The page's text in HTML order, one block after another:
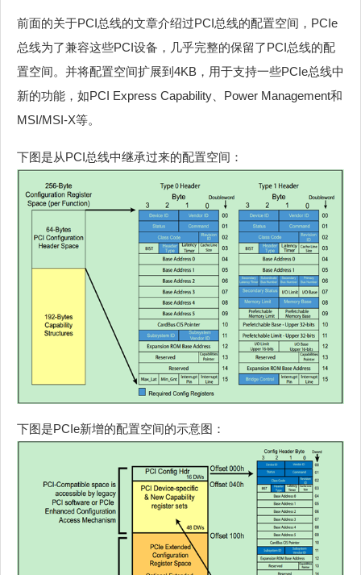
前面的关于PCI总线的文章介绍过PCI总线的配置空间，PCIe
总线为了兼容这些PCI设备，几乎完整的保留了PCI总线的配
置空间。并将配置空间扩展到4KB，用于支持一些PCIe总线中
新的功能，如PCI Express Capability、Power Management和
MSI/MSI-X等。
下图是从PCI总线中继承过来的配置空间：
下图是PCIe新增的配置空间的示意图：